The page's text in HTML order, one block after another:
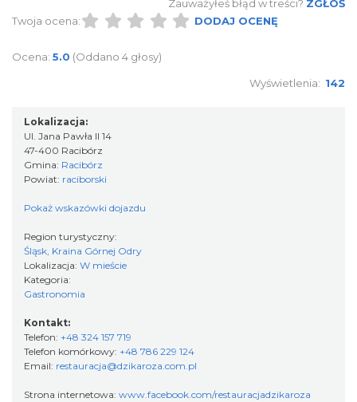
Zauważyłeś błąd w treści? ZGŁOŚ
Twoja ocena:
DODAJ OCENĘ
Ocena: 5.0 (Oddano 4 głosy)
Wyświetlenia: 142
Lokalizacja:
Ul. Jana Pawła II 14
47-400 Racibórz
Gmina: Racibórz
Powiat: raciborski
Pokaż wskazówki dojazdu
Region turystyczny:
Śląsk, Kraina Górnej Odry
Lokalizacja: W mieście
Kategoria:
Gastronomia
Kontakt:
Telefon: +48 324 157 719
Telefon komórkowy: +48 786 229 124
Email: restauracja@dzikaroza.com.pl
Strona internetowa: www.facebook.com/restauracjadzikaroza